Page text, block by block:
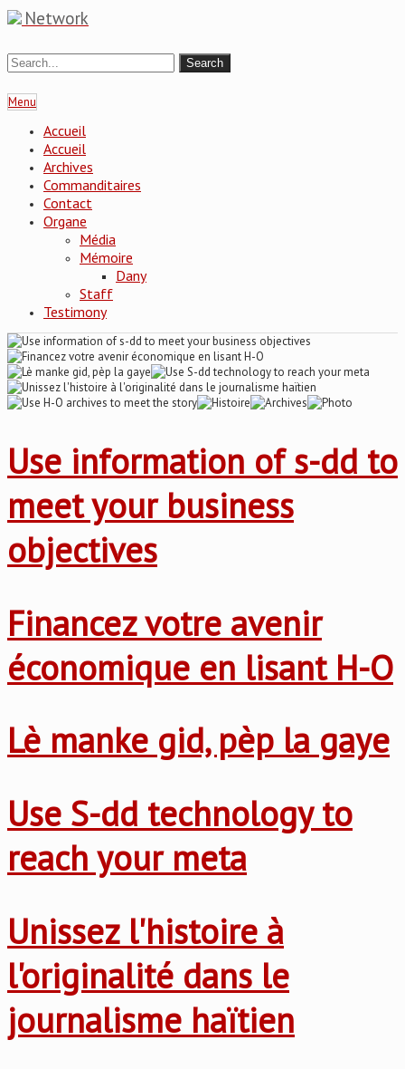
Network
Menu
Accueil
Accueil
Archives
Commanditaires
Contact
Organe
Média
Mémoire
Dany
Staff
Testimony
Use information of s-dd to
meet your business
objectives
Financez votre avenir
économique en lisant H-O
Lè manke gid, pèp la gaye
Use S-dd technology to
reach your meta
Unissez l'histoire à
l'originalité dans le
journalisme haïtien